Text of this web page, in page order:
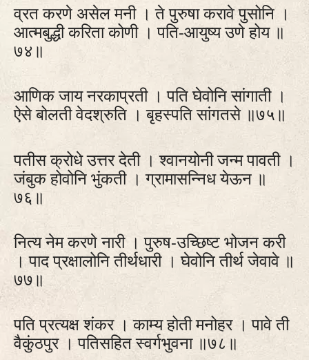
व्रत करणे असेल मनी । ते पुरुषा करावे पुसोनि ।
आत्मबुद्धी करिता कोणी । पति-आयुष्य उणे होय ॥
७४॥
आणिक जाय नरकाप्रती । पति घेवोनि सांगाती ।
ऐसे बोलती वेदश्रुति । बृहस्पति सांगतसे ॥७५॥
पतीस क्रोधे उत्तर देती । श्वानयोनी जन्म पावती ।
जंबुक होवोनि भुंकती । ग्रामासन्निध येऊन ॥
७६॥
नित्य नेम करणे नारी । पुरुष-उच्छिष्ट भोजन करी
। पाद प्रक्षालोनि तीर्थधारी । घेवोनि तीर्थ जेवावे ॥
७७॥
पति प्रत्यक्ष शंकर । काम्य होती मनोहर । पावे ती
वैकुंठपुर । पतिसहित स्वर्गभुवना ॥७८॥